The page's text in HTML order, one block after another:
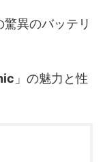
異のバッテリ
」の魅力と性